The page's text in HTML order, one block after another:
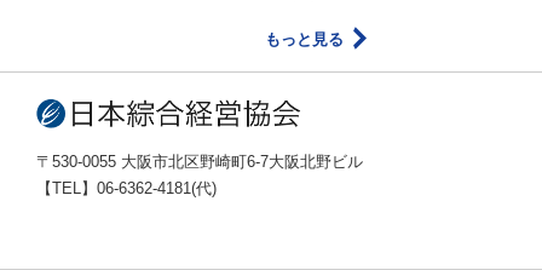
もっと見る
〒530-0055 大阪市北区野崎町6-7大阪北野ビル
【TEL】06-6362-4181(代)